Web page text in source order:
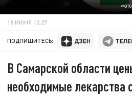
ФОТО:
18 ИЮНЯ 12:27
ПОДПИШИТЕСЬ:
В Самарской области
необходимые лекарства